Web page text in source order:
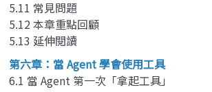
5.11 常見問題
5.12 本章重點回顧
5.13 延伸閱讀
第六章：當 Agent 學會使用工具
6.1 當 Agent 第一次「拿起工具」